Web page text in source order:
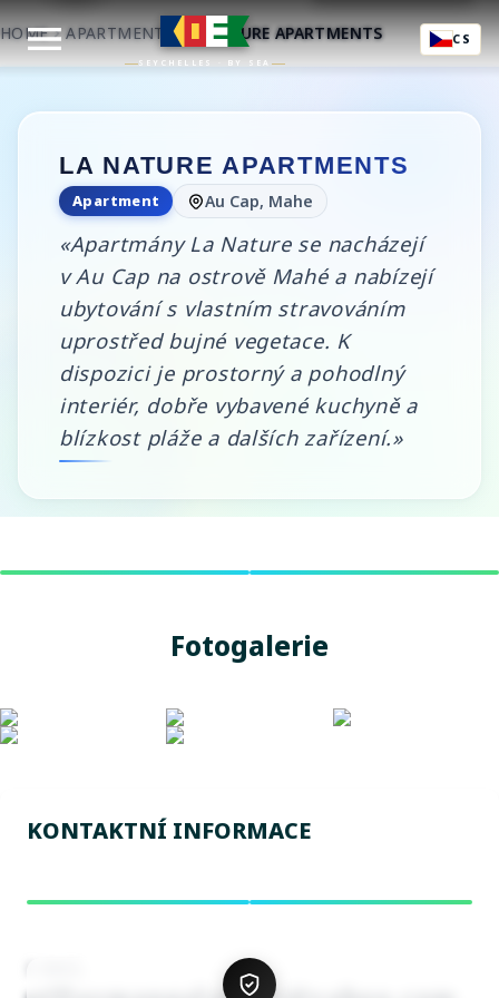
SEYCHELLES · BY SEA
CS
HOME APARTMENT LA NATURE APARTMENTS
LA NATURE APARTMENTS
Apartment Au Cap, Mahe
«Apartmány La Nature se nacházejí
v Au Cap na ostrově Mahé a nabízejí
ubytování s vlastním stravováním
uprostřed bujné vegetace. K
dispozici je prostorný a pohodlný
interiér, dobře vybavené kuchyně a
blízkost pláže a dalších zařízení.»
Fotogalerie
KONTAKTNÍ INFORMACE